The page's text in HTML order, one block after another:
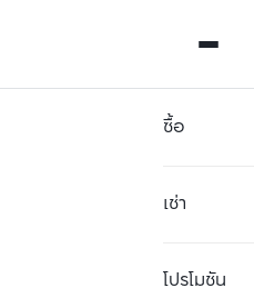
ซื้อ
เช่า
โปรโมชัน